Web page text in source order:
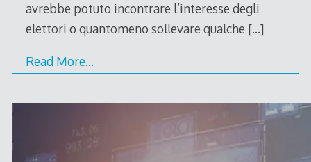
avrebbe potuto incontrare l’interesse degli
elettori o quantomeno sollevare qualche […]
Read More…